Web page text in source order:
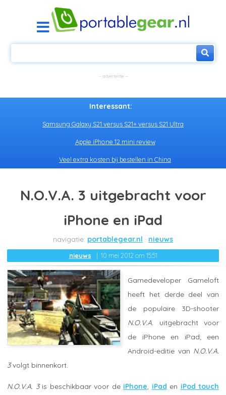
Interessant:
Samsung Galaxy S21 versus S21+ versus S21 Ultra
Apple iPhone 12 mini review
Veel extra kosten bij bestellen in China
N.O.V.A. 3 uitgebracht voor
iPhone en iPad
portablegear.nl nieuws
nieuws 10 mei 2012 om 15:51
Gamedeveloper Gameloft
heeft het derde deel van
de populaire 3D-shooter
N.O.V.A. uitgebracht voor
de iPhone en iPad; een
Android-editie van N.O.V.A.
3volgt binnenkort.
N.O.V.A. 3is beschikbaar voor de iPhone iPad en iPod touch